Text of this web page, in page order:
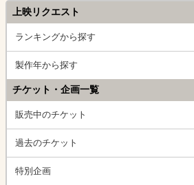
上映リクエスト
ランキングから探す
製作年から探す
チケット・企画一覧
販売中のチケット
過去のチケット
特別企画